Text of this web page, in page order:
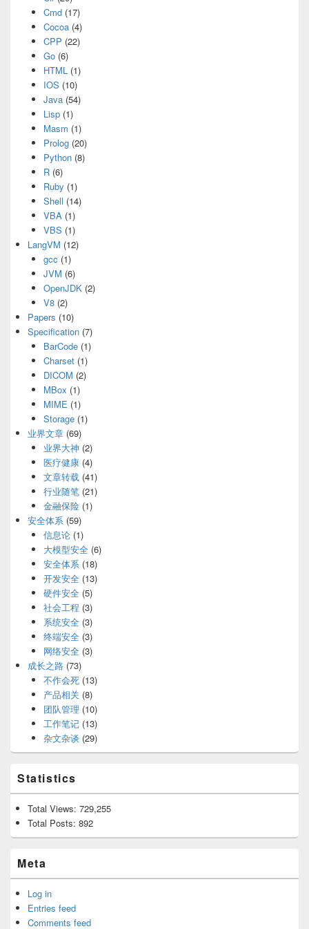
Cmd(17)
Cocoa(4)
CPP (22)
Go(6)
HTML (1)
IOS (10)
Java(54)
Lisp(1)
Masm (1)
Prolog(20)
Python(8)
R(6)
Ruby (1)
Shell (14)
VBA (1)
VBS (1)
LangVM (12)
gcc (1)
JVM (6)
OpenJDK(2)
V8(2)
Papers (10)
Specification (7)
BarCode(1)
Charset(1)
DICOM (2)
MBox (1)
MIME (1)
Storage(1)
业界文章 (69)
业界大神 (2)
医疗健康(4)
文章转载 (41)
行业随笔(21)
金融保险(1)
安全体系 (59)
信息论(1)
大模型安全(6)
安全体系 (18)
开发安全(13)
硬件安全(5)
社会工程 (3)
系统安全(3)
终端安全(3)
网络安全(3)
成长之路 (73)
不作会死(13)
产品相关 (8)
团队管理 (10)
工作笔记(13)
杂文杂谈 (29)
Statistics
Total Views: 729,255
Total Posts: 892
Meta
Log in
Entries feed
Comments feed